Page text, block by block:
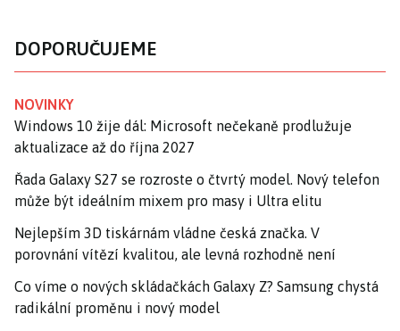
DOPORUČUJEME
NOVINKY
Windows 10 žije dál: Microsoft nečekaně prodlužuje
aktualizace až do října 2027
Řada Galaxy S27 se rozroste o čtvrtý model. Nový telefon
může být ideálním mixem pro masy i Ultra elitu
Nejlepším 3D tiskárnám vládne česká značka. V
porovnání vítězí kvalitou, ale levná rozhodně není
Co víme o nových skládačkách Galaxy Z? Samsung chystá
radikální proměnu i nový model